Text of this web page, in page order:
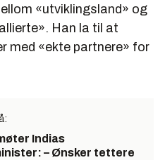
«utviklingsland» og
Han la til at
med «ekte partnere» for
Indias
– Ønsker tettere